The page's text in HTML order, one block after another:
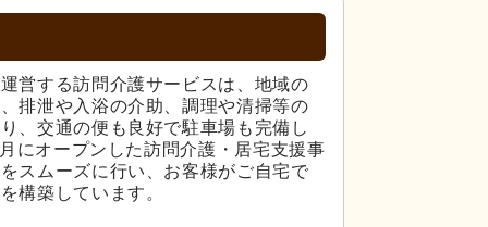
営する訪問介護サービスは、地域の
排泄や入浴の介助、調理や清掃等の
、交通の便も良好で駐車場も完備し
にオープンした訪問介護・居宅支援事
スムーズに行い、お客様がご自宅で
構築しています。